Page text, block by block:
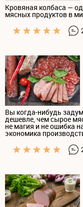
Кровяная колбаса —
мясных продуктов в
Вы когда-нибудь
дешевле, чем сырое
не магия и не ошибка
экономика